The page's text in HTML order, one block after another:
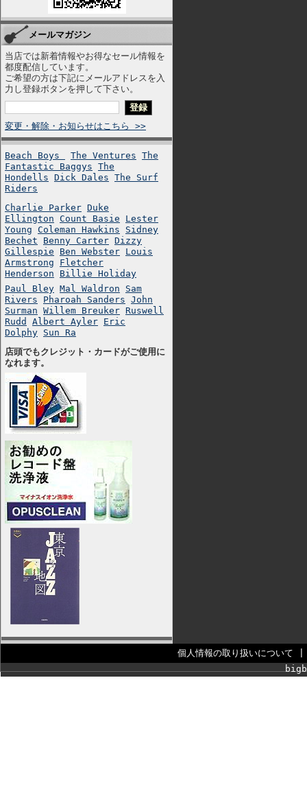
メールマガジン
当店では新着情報やお得なセール情報を
都度配信しています。
ご希望の方は下記にメールアドレスを入
力し登録ボタンを押して下さい。
変更・解除・お知らせはこちら >>
Beach Boys The Ventures The
Fantastic Baggys The
Hondells Dick Dales The Surf
Riders
Charlie Parker Duke
Ellington Count Basie
Lester
Young Coleman Hawkins
Sidney
Bechet
Benny Carter Dizzy
Gillespie
Ben Webster Louis
Armstrong
Fletcher
Henderson
Billie Holiday
Paul Bley Mal Waldron
Sam
Rivers
Pharoah Sanders John
Surman Willem Breuker Ruswell
Rudd
Albert Ayler Eric
Dolphy Sun Ra
店頭でもクレジット・カードがご使用に
なれます。
個人情報の取り扱いについて